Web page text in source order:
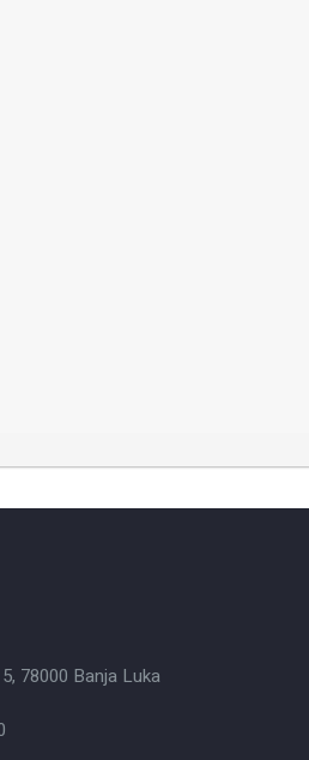
78000 Banja Luka